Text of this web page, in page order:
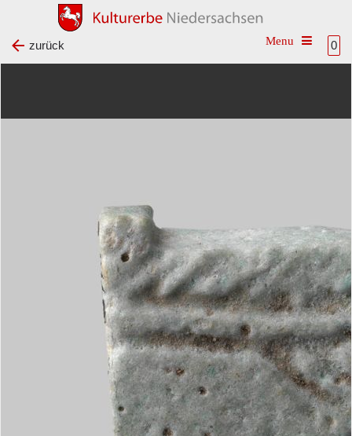
0
Toggle
zurück